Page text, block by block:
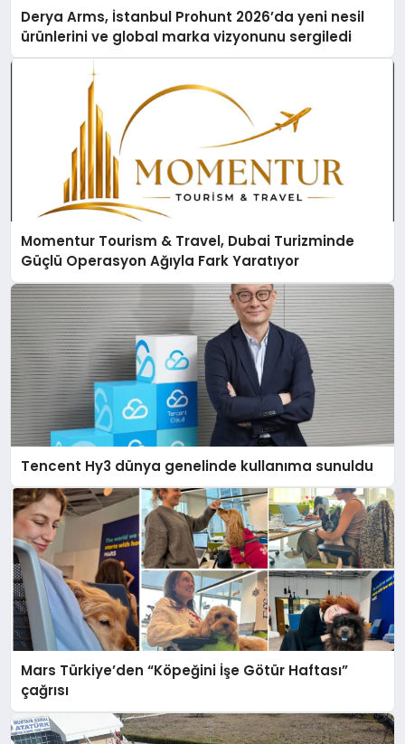
Derya Arms, İstanbul Prohunt 2026’da yeni nesil
ürünlerini ve global marka vizyonunu sergiledi
Momentur Tourism & Travel, Dubai Turizminde
Güçlü Operasyon Ağıyla Fark Yaratıyor
Tencent Hy3 dünya genelinde kullanıma sunuldu
Mars Türkiye’den “Köpeğini İşe Götür Haftası”
çağrısı